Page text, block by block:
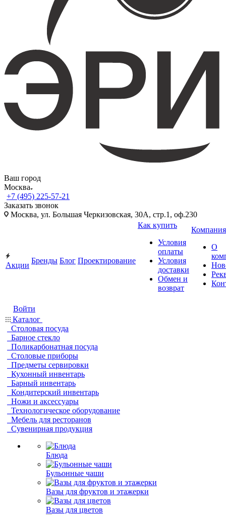
Ваш город
Москва
+7 (495) 225-57-21
Заказать звонок
Москва, ул. Большая Черкизовская, 30А, стр.1, оф.230
Акции
Бренды Блог Проектирование
Как купить
Условия
оплаты
Условия
доставки
Обмен и
возврат
Компания
О
Войти
Каталог
Столовая посуда
Барное стекло
Поликарбонатная посуда
Столовые приборы
Предметы сервировки
Кухонный инвентарь
Барный инвентарь
Кондитерский инвентарь
Ножи и аксессуары
Технологическое оборудование
Мебель для ресторанов
Сувенирная продукция
Блюда
Бульонные чаши
Вазы для фруктов и этажерки
Вазы для цветов